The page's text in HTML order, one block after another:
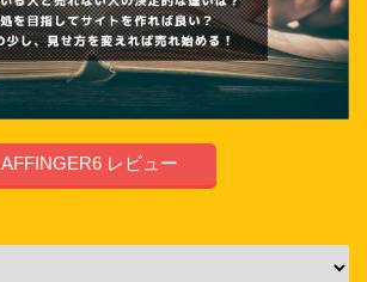
AFFINGER6 レビュー